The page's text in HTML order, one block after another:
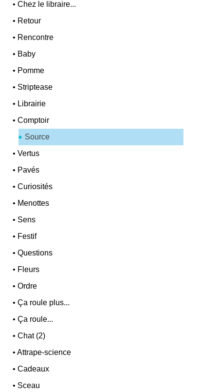
•Chez le libraire...
• Retour
• Rencontre
• Baby
• Pomme
• Striptease
• Librairie
•Comptoir
Source
•Vertus
• Pavés
•Curiosités
• Menottes
• Sens
• Festif
•Questions
• Fleurs
•Ordre
•Ça roule plus...
•Ça roule...
•Chat (2)
•Attrape-science
•Cadeaux
• Sceau